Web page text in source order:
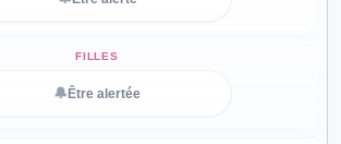
🔔 Être alertée